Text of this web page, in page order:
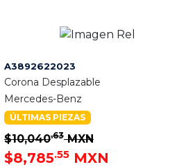
A3892622023
Corona Desplazable
Mercedes-Benz
ÚLTIMAS PIEZAS
$10,040.63MXN
$8,785.55 MXN